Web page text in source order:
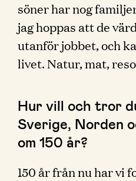
söner har nog
jag hoppas att de
utanför jobbet, och
livet. Natur, mat,
Hur vill och tror
Sverige, Norden
om 150 år?
150 år från nu har vi